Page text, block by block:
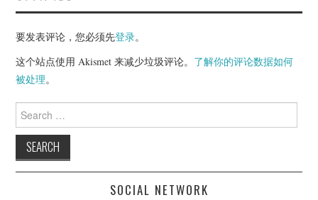
要发表评论，您必须先登录。
这个站点使用 Akismet 来减少垃圾评论。 了解你的评论数据如何
被处理。
Search
for:
SOCIAL NETWORK